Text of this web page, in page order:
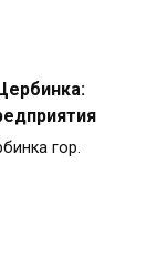
гор.